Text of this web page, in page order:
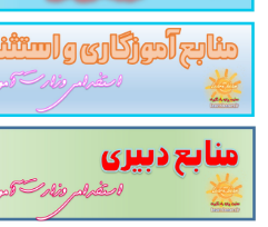
آیین دادرسی کیفریمواد 1 الی 483
امتحان
مجموعه منابع آمادگی